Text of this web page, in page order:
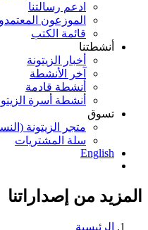
ادعم رسالتنا
الموزعون
قائمة الكتب
أنشطتنا
أخبار الزيتونة
آخر الأنشطة
أنشطة قادمة
أنشطة أسرة
تسوق
متجر الزيتونة
سلة المشتريات
English
المزيد من إصداراتنا
الرئيسية